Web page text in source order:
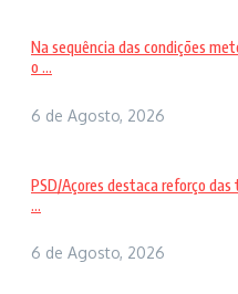
Na sequência das condições
o ...
6 de Agosto, 2026
PSD/Açores destaca reforço
...
6 de Agosto, 2026